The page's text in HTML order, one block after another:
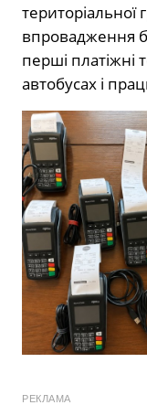
територіальної
впровадження
перші платіжні
автобусах і
РЕКЛАМА